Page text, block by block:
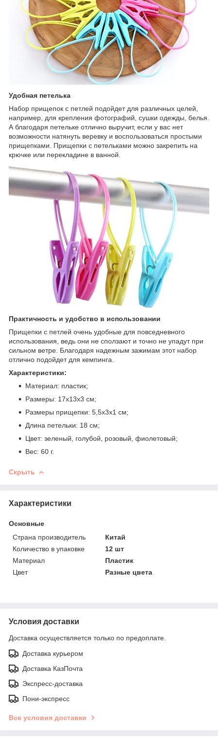
Удобная петелька
Набор прищепок с петлей подойдет для различных целей,
например, для крепления фотографий, сушки одежды, белья.
А благодаря петельке отлично выручит, если у вас нет
возможности натянуть веревку и воспользоваться простыми
прищепками. Прищепки с петельками можно закрепить на
крючке или перекладине в ванной.
Практичность и удобство в использовании
Прищепки с петлей очень удобные для повседневного
использования, ведь они не сползают и точно не упадут при
сильном ветре. Благодаря надежным зажимам этот набор
отлично подойдет для кемпинга.
Характеристики:
Материал: пластик;
Размеры: 17х13х3 см;
Размеры прищепки: 5,5х3х1 см;
Длина петельки: 18 см;
Цвет: зеленый, голубой, розовый, фиолетовый;
Вес: 60 г.
Скрыть
Характеристики
Основные
Страна производитель
Китай
Количество в упаковке
12 шт
Материал
Пластик
Цвет
Разные цвета
Условия доставки
Доставка осуществляется только по предоплате.
Доставка курьером
Доставка КазПочта
Экспресс-доставка
Пони-экспресс
Все условия доставки